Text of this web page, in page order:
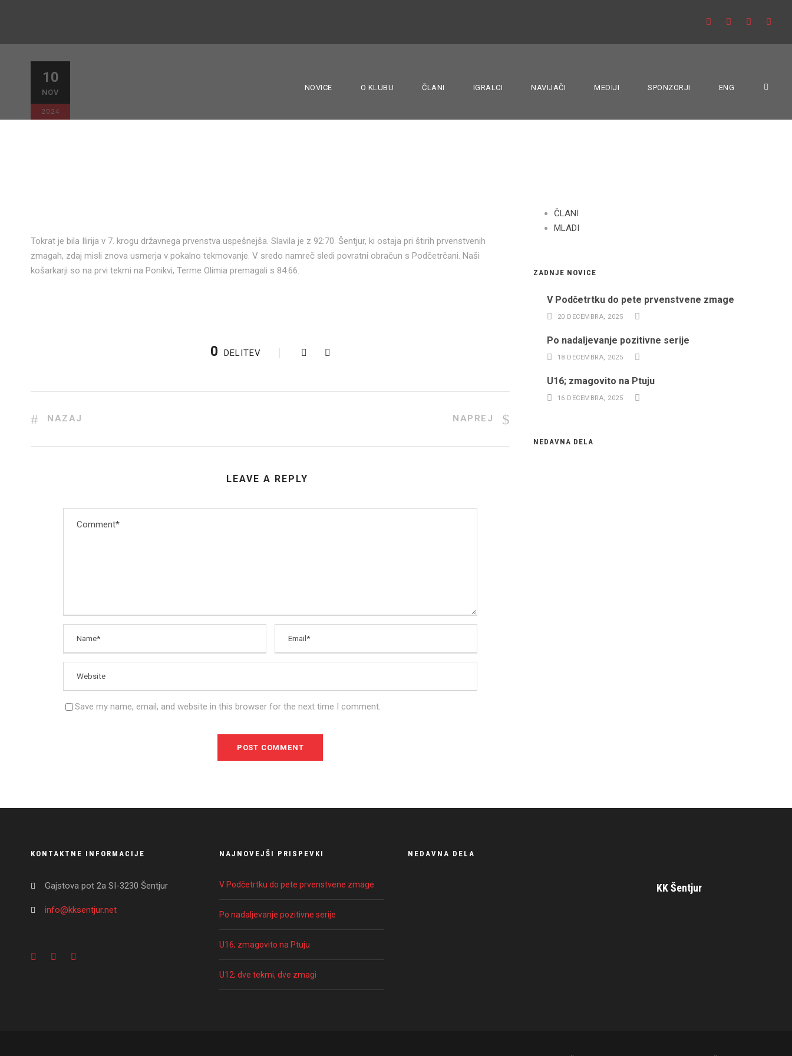
NOVICE O KLUBU ČLANI IGRALCI NAVIJAČI MEDIJI SPONZORJI ENG
10
NOV
2024
Tokrat je bila Ilirija v 7. krogu državnega prvenstva uspešnejša. Slavila je z 92:70. Šentjur, ki ostaja pri štirih prvenstvenih
zmagah, zdaj misli znova usmerja v pokalno tekmovanje. V sredo namreč sledi povratni obračun s Podčetrčani. Naši
košarkarji so na prvi tekmi na Ponikvi, Terme Olimia premagali s 84:66.
0 DELITEV
NAZAJ NAPREJ
LEAVE A REPLY
Save my name, email, and website in this browser for the next time I comment.
ČLANI
MLADI
ZADNJE NOVICE
V Podčetrtku do pete prvenstvene zmage
20 DECEMBRA, 2025
Po nadaljevanje pozitivne serije
18 DECEMBRA, 2025
U16; zmagovito na Ptuju
16 DECEMBRA, 2025
NEDAVNA DELA
KONTAKTNE INFORMACIJE
Gajstova pot 2a SI-3230 Šentjur
info@kksentjur.net
NAJNOVEJŠI PRISPEVKI
V Podčetrtku do pete prvenstvene zmage
Po nadaljevanje pozitivne serije
U16; zmagovito na Ptuju
U12; dve tekmi, dve zmagi
NEDAVNA DELA
KK Šentjur